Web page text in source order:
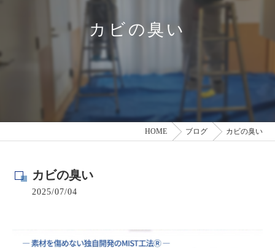
カビの臭い
HOME ブログ カビの臭い
カビの臭い
2025/07/04